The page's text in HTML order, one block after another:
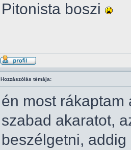
Pitonista boszi
Hozzászólás témája:
én most rákaptam
szabad akaratot,
beszélgetni,